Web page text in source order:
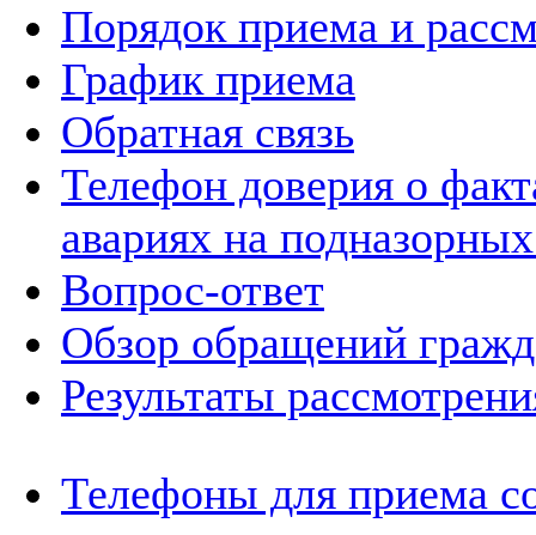
Порядок приема и
График приема
Обратная связь
Телефон доверия о
авариях на
Вопрос-ответ
Обзор обращений
Результаты
Телефоны для приема